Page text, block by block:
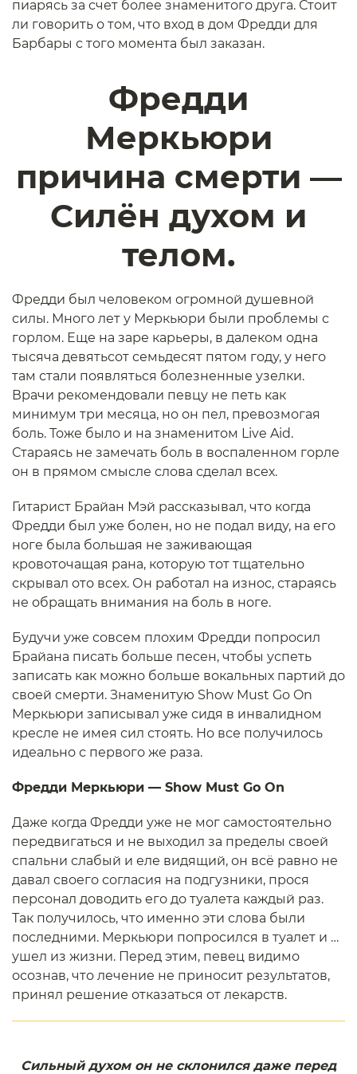
пиарясь за счет более знаменитого друга. Стоит
ли говорить о том, что вход в дом Фредди для
Барбары с того момента был заказан.
Фредди
Меркьюри
причина смерти —
Силён духом и
телом.
Фредди был человеком огромной душевной
силы. Много лет у Меркьюри были проблемы с
горлом. Еще на заре карьеры, в далеком одна
тысяча девятьсот семьдесят пятом году, у него
там стали появляться болезненные узелки.
Врачи рекомендовали певцу не петь как
минимум три месяца, но он пел, превозмогая
боль. Тоже было и на знаменитом Live Aid.
Стараясь не замечать боль в воспаленном горле
он в прямом смысле слова сделал всех.
Гитарист Брайан Мэй рассказывал, что когда
Фредди был уже болен, но не подал виду, на его
ноге была большая не заживающая
кровоточащая рана, которую тот тщательно
скрывал ото всех. Он работал на износ, стараясь
не обращать внимания на боль в ноге.
Будучи уже совсем плохим Фредди попросил
Брайана писать больше песен, чтобы успеть
записать как можно больше вокальных партий до
своей смерти. Знаменитую Show Must Go On
Меркьюри записывал уже сидя в инвалидном
кресле не имея сил стоять. Но все получилось
идеально с первого же раза.
Фредди Меркьюри — Show Must Go On
Даже когда Фредди уже не мог самостоятельно
передвигаться и не выходил за пределы своей
спальни слабый и еле видящий, он всё равно не
давал своего согласия на подгузники, прося
персонал доводить его до туалета каждый раз.
Так получилось, что именно эти слова были
последними. Меркьюри попросился в туалет и …
ушел из жизни. Перед этим, певец видимо
осознав, что лечение не приносит результатов,
принял решение отказаться от лекарств.
Сильный духом он не склонился даже перед